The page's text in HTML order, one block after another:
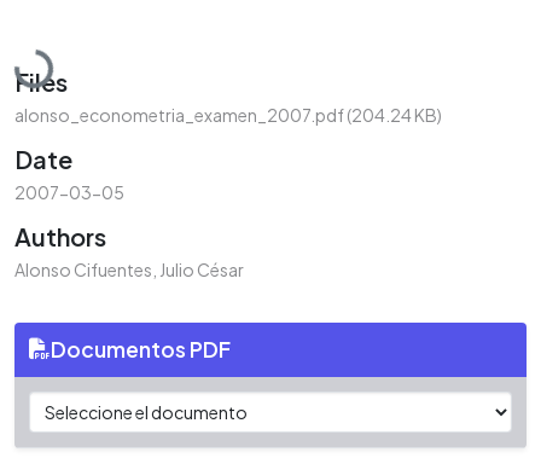
Loading...
Files
alonso_econometria_examen_2007.pdf(204.24 KB)
Date
2007-03-05
Authors
Alonso Cifuentes, Julio César
Documentos PDF